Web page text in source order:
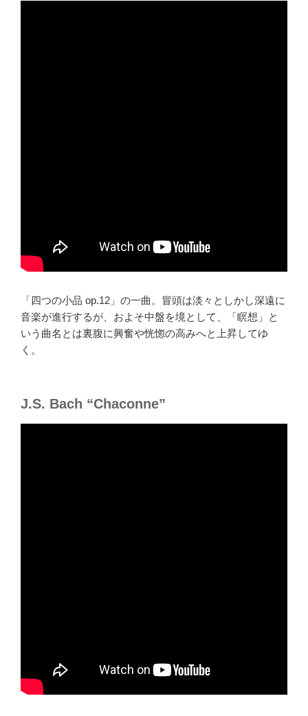
「四つの小品 op.12」の一曲。冒頭は淡々としかし深遠に
音楽が進行するが、およそ中盤を境として、「瞑想」と
いう曲名とは裏腹に興奮や恍惚の高みへと上昇してゆ
く。
J.S. Bach “Chaconne”